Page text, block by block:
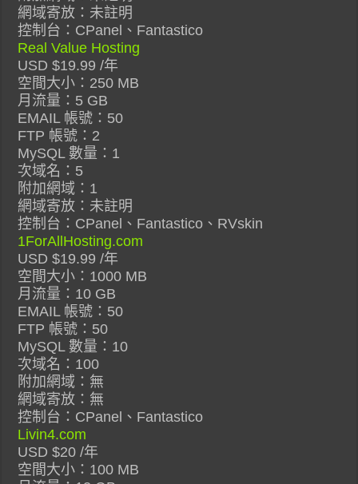
網域寄放：未註明
控制台：CPanel、Fantastico
Real Value Hosting
USD $19.99 /年
空間大小：250 MB
月流量：5 GB
EMAIL 帳號：50
FTP 帳號：2
MySQL 數量：1
次域名：5
附加網域：1
網域寄放：未註明
控制台：CPanel、Fantastico、RVskin
1ForAllHosting.com
USD $19.99 /年
空間大小：1000 MB
月流量：10 GB
EMAIL 帳號：50
FTP 帳號：50
MySQL 數量：10
次域名：100
附加網域：無
網域寄放：無
控制台：CPanel、Fantastico
Livin4.com
USD $20 /年
空間大小：100 MB